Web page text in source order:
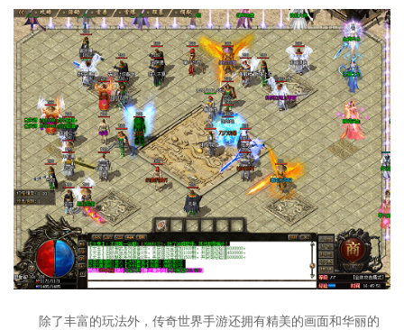
除了丰富的玩法外，传奇世界手游还拥有精美的画面和华丽的